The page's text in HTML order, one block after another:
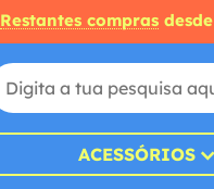
Restantes compras desde
ACESSÓRIOS